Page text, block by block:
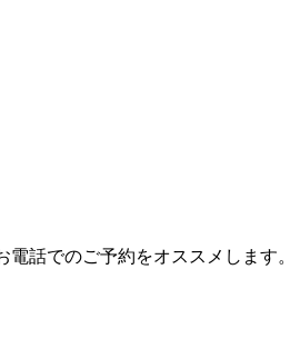
話でのご予約をオススメします。